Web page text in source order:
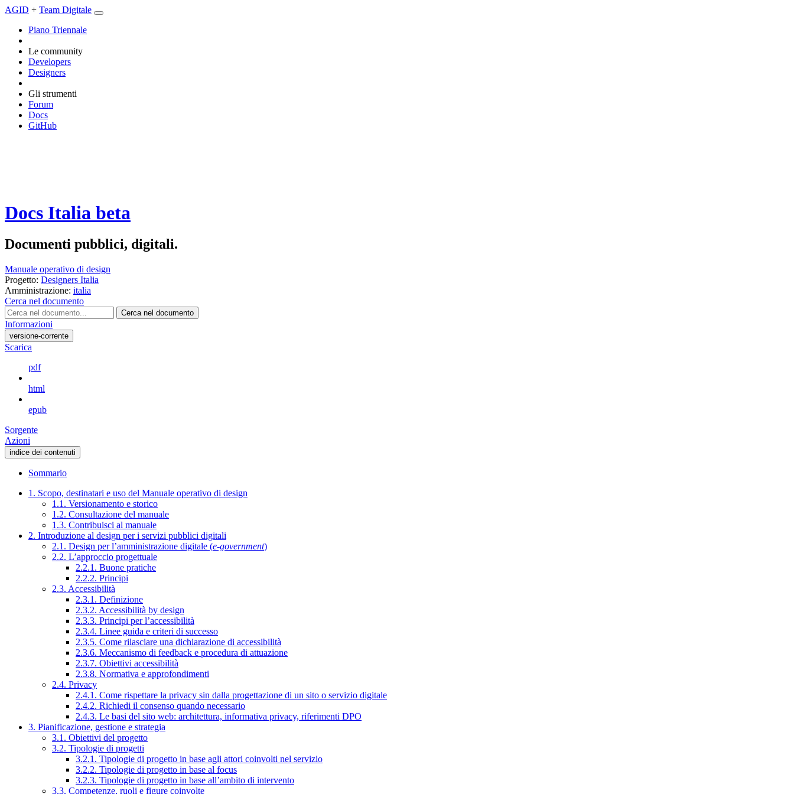
AGID + Team Digitale
Piano Triennale
Le community
Developers
Designers
Gli strumenti
Forum
Docs
GitHub
Docs Italia beta
Documenti pubblici, digitali.
Manuale operativo di design
Progetto: Designers Italia
Amministrazione: italia
Cerca nel documento
Cerca nel documento
Informazioni
versione-corrente
Scarica
pdf
html
epub
Sorgente
Azioni
indice dei contenuti
Sommario
1. Scopo, destinatari e uso del Manuale operativo di design
1.1. Versionamento e storico
1.2. Consultazione del manuale
1.3. Contribuisci al manuale
2. Introduzione al design per i servizi pubblici digitali
2.1. Design per l’amministrazione digitale (e-government)
2.2. L’approccio progettuale
2.2.1. Buone pratiche
2.2.2. Principi
2.3. Accessibilità
2.3.1. Definizione
2.3.2. Accessibilità by design
2.3.3. Principi per l’accessibilità
2.3.4. Linee guida e criteri di successo
2.3.5. Come rilasciare una dichiarazione di accessibilità
2.3.6. Meccanismo di feedback e procedura di attuazione
2.3.7. Obiettivi accessibilità
2.3.8. Normativa e approfondimenti
2.4. Privacy
2.4.1. Come rispettare la privacy sin dalla progettazione di un sito o servizio digitale
2.4.2. Richiedi il consenso quando necessario
2.4.3. Le basi del sito web: architettura, informativa privacy, riferimenti DPO
3. Pianificazione, gestione e strategia
3.1. Obiettivi del progetto
3.2. Tipologie di progetti
3.2.1. Tipologie di progetto in base agli attori coinvolti nel servizio
3.2.2. Tipologie di progetto in base al focus
3.2.3. Tipologie di progetto in base all’ambito di intervento
3.3. Competenze, ruoli e figure coinvolte